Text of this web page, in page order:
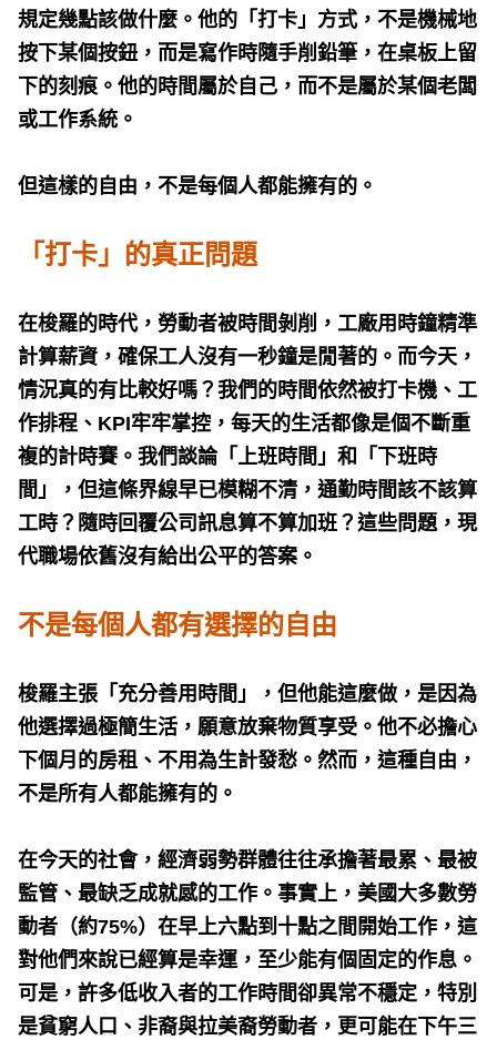
規定幾點該做什麼。他的「打卡」方式，不是機械地
按下某個按鈕，而是寫作時隨手削鉛筆，在桌板上留
下的刻痕。他的時間屬於自己，而不是屬於某個老闆
或工作系統。
但這樣的自由，不是每個人都能擁有的。
「打卡」的真正問題
在梭羅的時代，勞動者被時間剝削，工廠用時鐘精準
計算薪資，確保工人沒有一秒鐘是閒著的。而今天，
情況真的有比較好嗎？我們的時間依然被打卡機、工
作排程、KPI牢牢掌控，每天的生活都像是個不斷重
複的計時賽。我們談論「上班時間」和「下班時
間」，但這條界線早已模糊不清，通勤時間該不該算
工時？隨時回覆公司訊息算不算加班？這些問題，現
代職場依舊沒有給出公平的答案。
不是每個人都有選擇的自由
梭羅主張「充分善用時間」，但他能這麼做，是因為
他選擇過極簡生活，願意放棄物質享受。他不必擔心
下個月的房租、不用為生計發愁。然而，這種自由，
不是所有人都能擁有的。
在今天的社會，經濟弱勢群體往往承擔著最累、最被
監管、最缺乏成就感的工作。事實上，美國大多數勞
動者（約75%）在早上六點到十點之間開始工作，這
對他們來說已經算是幸運，至少能有個固定的作息。
可是，許多低收入者的工作時間卻異常不穩定，特別
是貧窮人口、非裔與拉美裔勞動者，更可能在下午三